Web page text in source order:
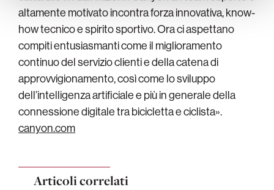
altamente motivato incontra forza innovativa, know-
how tecnico e spirito sportivo. Ora ci aspettano
compiti entusiasmanti come il miglioramento
continuo del servizio clienti e della catena di
approvvigionamento, così come lo sviluppo
dell’intelligenza artificiale e più in generale della
connessione digitale tra bicicletta e ciclista».
canyon.com
Articoli correlati